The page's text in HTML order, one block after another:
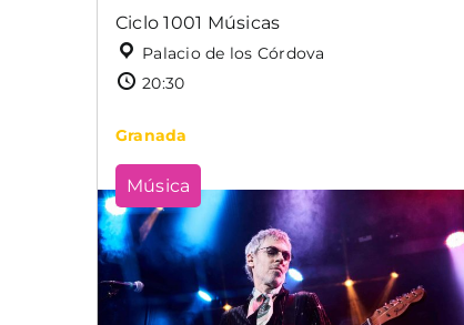
Ciclo 1001 Músicas
Palacio de los Córdova
20:30
Granada
Música